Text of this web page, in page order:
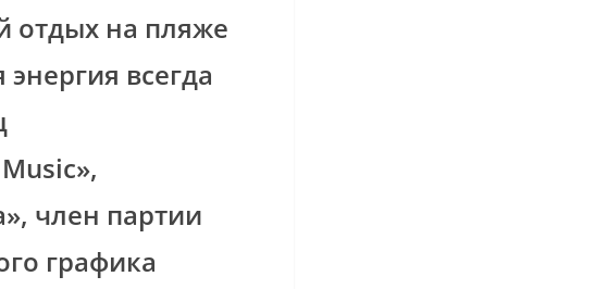
отдых на пляже
всегда
член партии
графика